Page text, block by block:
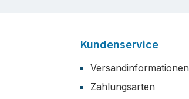
Kundenservice
Versandinformationen
Zahlungsarten